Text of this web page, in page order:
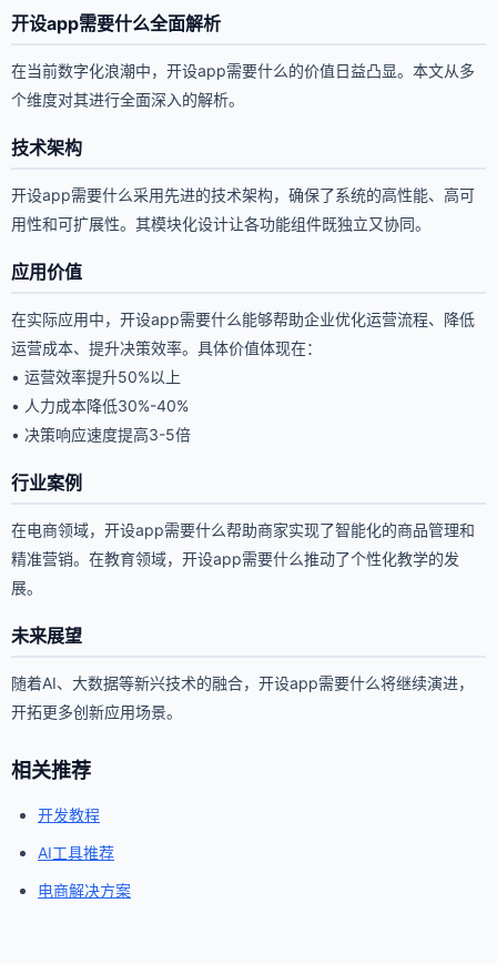
开设app需要什么全面解析
在当前数字化浪潮中，开设app需要什么的价值日益凸显。本文从多
个维度对其进行全面深入的解析。
技术架构
开设app需要什么采用先进的技术架构，确保了系统的高性能、高可
用性和可扩展性。其模块化设计让各功能组件既独立又协同。
应用价值
在实际应用中，开设app需要什么能够帮助企业优化运营流程、降低
运营成本、提升决策效率。具体价值体现在：
• 运营效率提升50%以上
• 人力成本降低30%-40%
• 决策响应速度提高3-5倍
行业案例
在电商领域，开设app需要什么帮助商家实现了智能化的商品管理和
精准营销。在教育领域，开设app需要什么推动了个性化教学的发
展。
未来展望
随着AI、大数据等新兴技术的融合，开设app需要什么将继续演进，
开拓更多创新应用场景。
相关推荐
开发教程
AI工具推荐
电商解决方案